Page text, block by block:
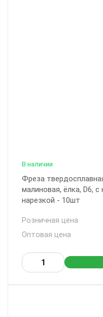
В наличии
Фреза
малиновая, ёлка, D6,
нарезкой - 10шт
Розничная цена
Оптовая цена